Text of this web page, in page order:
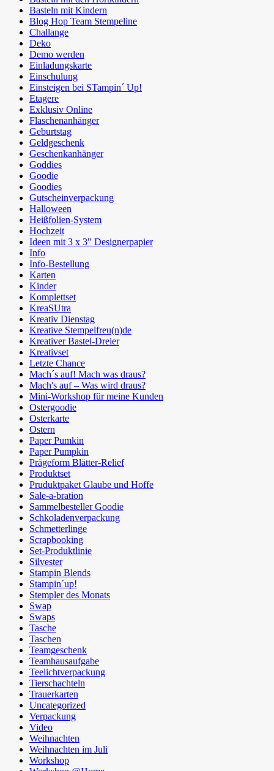
Basteln mit Kindern
Blog Hop Team Stempeline
Challange
Deko
Demo werden
Einladungskarte
Einschulung
Einsteigen bei STampin´ Up!
Etagere
Exklusiv Online
Flaschenanhänger
Geburtstag
Geldgeschenk
Geschenkanhänger
Goddies
Goodie
Goodies
Gutscheinverpackung
Halloween
Heißfolien-System
Hochzeit
Ideen mit 3 x 3" Designerpapier
Info
Info-Bestellung
Karten
Kinder
Komplettset
KreaSUtra
Kreativ Dienstag
Kreative Stempelfreu(n)de
Kreativer Bastel-Dreier
Kreativset
Letzte Chance
Mach´s auf! Mach was draus?
Mach's auf – Was wird draus?
Mini-Workshop für meine Kunden
Ostergoodie
Osterkarte
Ostern
Paper Pumkin
Paper Pumpkin
Prägeform Blätter-Relief
Produktset
Pruduktpaket Glaube und Hoffe
Sale-a-bration
Sammelbesteller Goodie
Schkoladenverpackung
Schmetterlinge
Scrapbooking
Set-Produktlinie
Silvester
Stampin Blends
Stampin´up!
Stempler des Monats
Swap
Swaps
Tasche
Taschen
Teamgeschenk
Teamhausaufgabe
Teelichtverpackung
Tierschachteln
Trauerkarten
Uncategorized
Verpackung
Video
Weihnachten
Weihnachten im Juli
Workshop